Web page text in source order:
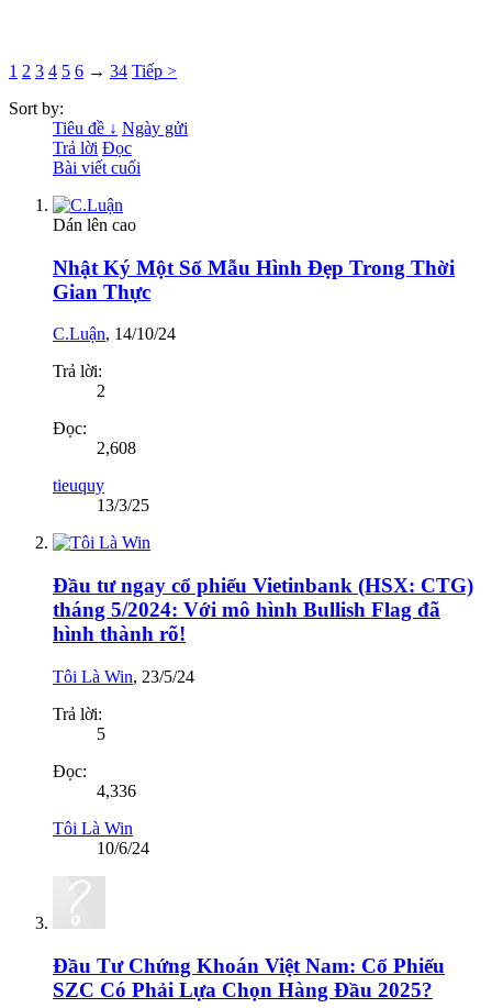
1 2 3 4 5 6 → 34 Tiếp >
Sort by:
Tiêu đề ↓ Ngày gửi
Trả lời Đọc
Bài viết cuối
Dán lên cao
Nhật Ký Một Số Mẫu Hình Đẹp Trong Thời
Gian Thực
C.Luận, 14/10/24
Trả lời:
2
Đọc:
2,608
tieuquy
13/3/25
Đầu tư ngay cổ phiếu Vietinbank (HSX: CTG)
tháng 5/2024: Với mô hình Bullish Flag đã
hình thành rõ!
Tôi Là Win, 23/5/24
Trả lời:
5
Đọc:
4,336
Tôi Là Win
10/6/24
Đầu Tư Chứng Khoán Việt Nam: Cổ Phiếu
SZC Có Phải Lựa Chọn Hàng Đầu 2025?